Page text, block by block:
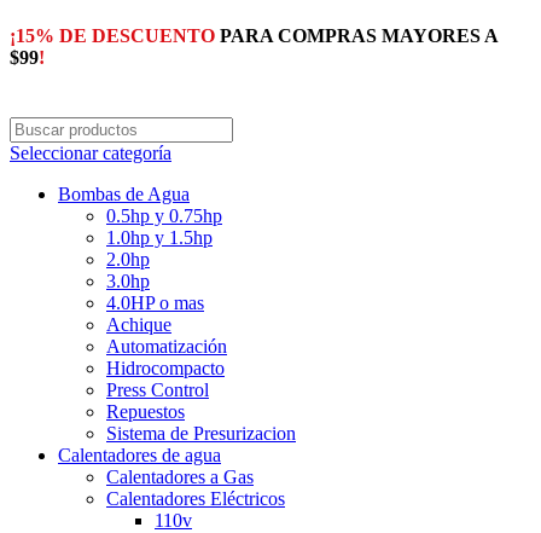
¡15% DE DESCUENTO PARA COMPRAS MAYORES A
$99!
Seleccionar categoría
Bombas de Agua
0.5hp y 0.75hp
1.0hp y 1.5hp
2.0hp
3.0hp
4.0HP o mas
Achique
Automatización
Hidrocompacto
Press Control
Repuestos
Sistema de Presurizacion
Calentadores de agua
Calentadores a Gas
Calentadores Eléctricos
110v